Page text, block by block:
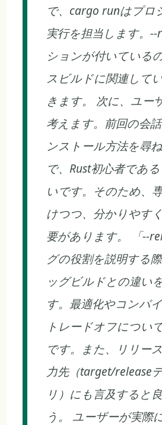
で、cargo runはプロ
実行を担当します。--
ションが付いている
スビルドに関連して
きます。 次に、ユー
考えます。前回の会
ンストール方法を尋
で、Rust初心者であ
いです。そのため、
けつつ、分かりやす
要があります。 「--
グの役割を説明する
ッグビルドとの違い
す。最適化やコンパ
トレードオフについ
です。また、リリー
力先（target/release
リ）にも言及すると
う。 ユーザーが実際